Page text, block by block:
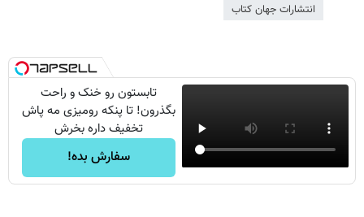
انتشارات جهان کتاب
تابستون رو خنک و راحت
بگذرون! تا پنکه رومیزی مه پاش
تخفیف داره بخرش
سفارش بده!